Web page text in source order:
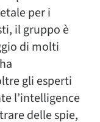
per i
il gruppo è
di molti
gli esperti
l’intelligence
delle spie,